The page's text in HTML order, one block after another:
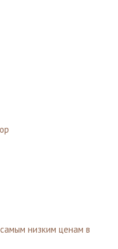
низким ценам в